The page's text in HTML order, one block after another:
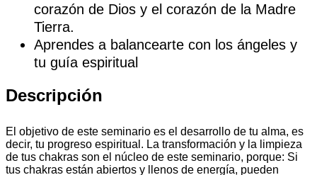
corazón de Dios y el corazón de la Madre
Tierra.
Aprendes a balancearte con los ángeles y
tu guía espiritual
Descripción
El objetivo de este seminario es el desarrollo de tu alma, es
decir, tu progreso espiritual. La transformación y la limpieza
de tus chakras son el núcleo de este seminario, porque: Si
tus chakras están abiertos y llenos de energía, pueden